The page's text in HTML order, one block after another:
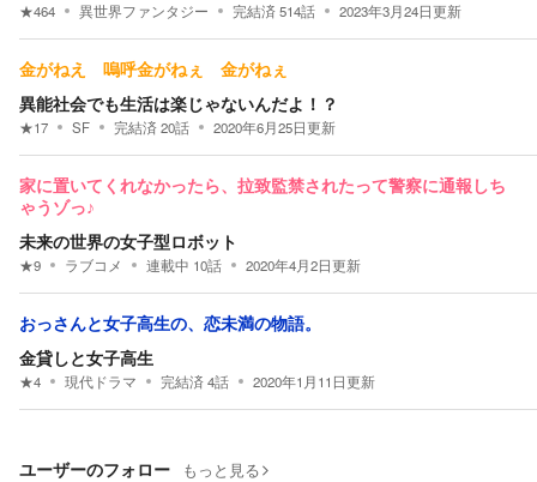
★464 異世界ファンタジー 完結済514話 2023年3月24日更新
金がねえ 嗚呼金がねぇ 金がねぇ
異能社会でも生活は楽じゃないんだよ！？
★17 SF 完結済20話 2020年6月25日更新
家に置いてくれなかったら、拉致監禁されたって警察に通報しち
ゃうゾっ♪
未来の世界の女子型ロボット
★9 ラブコメ 連載中 10話 2020年4月2日更新
おっさんと女子高生の、恋未満の物語。
金貸しと女子高生
★4 現代ドラマ 完結済4話 2020年1月11日更新
ユーザーのフォロー もっと見る